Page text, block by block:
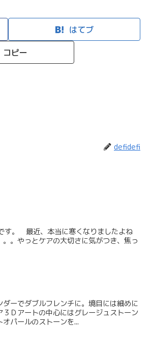
はてブ
コピー
defidefi
。 最近、本当に寒くなりましたよね
。やっとケアの大切さに気がつき、焦っ
ーでダブルフレンチに。境目には細めに
Ｄアートの中心にはグレージュストーン
パールのストーンを...